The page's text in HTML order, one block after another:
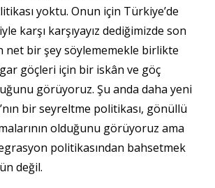
yoktu. Onun için Türkiye’de
karşı karşıyayız dediğimizde son
net bir şey söylememekle birlikte
göçleri için bir iskân ve göç
görüyoruz. Şu anda daha yeni
bir seyreltme politikası, gönüllü
olduğunu görüyoruz ama
politikasından bahsetmek
değil.